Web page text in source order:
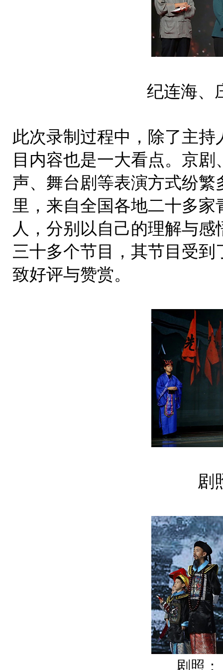
纪连海、
此次录制过程中，除了主持
目内容也是一大看点。 京剧
声、舞台剧等表演方式纷
里，来自全国各地二十多
人，分别以自己的理解与
三十多个节目，其节目受
致好评与赞赏。
剧
剧照：